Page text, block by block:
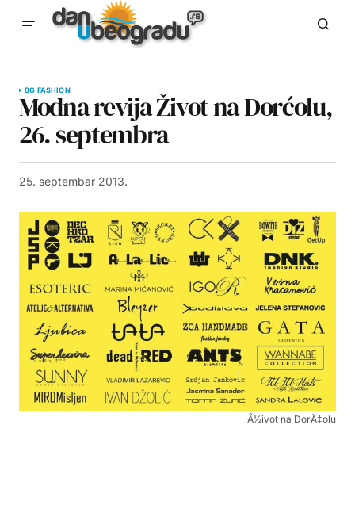
BG FASHION
Modna revija Život na Dorćolu,
26. septembra
25. septembar 2013.
Å½ivot na DorÄ‡olu